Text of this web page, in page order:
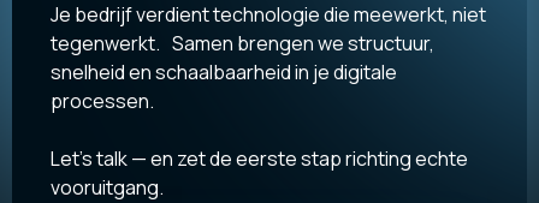
Je bedrijf verdient technologie die meewerkt, niet
tegenwerkt. Samen brengen we structuur,
snelheid en schaalbaarheid in je digitale
processen.
Let’s talk — en zet de eerste stap richting echte
vooruitgang.